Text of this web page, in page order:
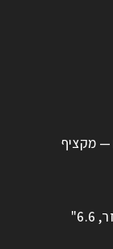
— מקציף
סמסונג Galaxy A42 5G משוחזר, 6.6"